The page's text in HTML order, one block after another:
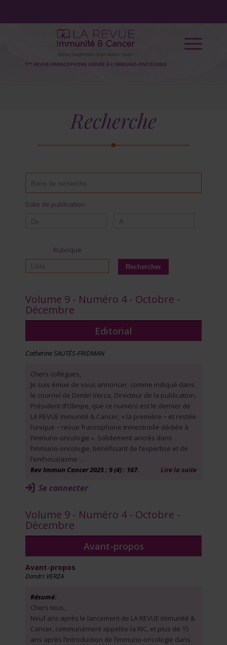
Recherche
Date de publication
Rubrique
Volume 9 - Numéro 4 - Octobre -
Décembre
Editorial
Catherine SAUTÈS-FRIDMAN
Chers collègues,
Je suis émue de vous annoncer, comme indiqué dans
le courriel de Dimitri Verza, Directeur de la publication,
Président d’Olimpe, que ce numéro est le dernier de
LA REVUE Immunité & Cancer, « la première − et restée
l’unique − revue francophone trimestrielle dédiée à
l’immuno-oncologie ». Solidement ancrés dans
l’immuno-oncologie, bénéficiant de l’expertise et de
l’enthousiasme …
Rev Immun Cancer 2025 ; 9 (4) : 167.
Lire la suite
Se connecter
Volume 9 - Numéro 4 - Octobre -
Décembre
Avant-propos
Avant-propos
Dimitri VERZA
Résumé:
Chers tous,
Neuf ans après le lancement de LA REVUE Immunité &
Cancer, communément appelée la RIC, et plus de 15
ans après l’introduction de l’immuno-oncologie dans